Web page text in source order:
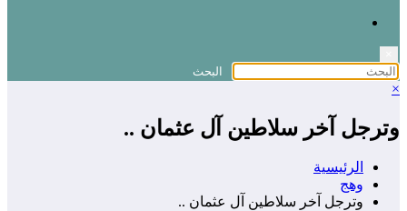
×
وترجل آخر سلاطين آل عثمان ..
الرئيسية
وهج
وترجل آخر سلاطين آل عثمان ..